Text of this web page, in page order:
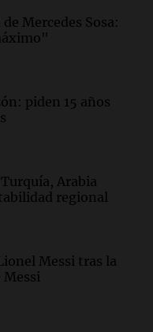
Mercedes Sosa:
piden 15 años
Arabia
regional
Messi tras la
Messi